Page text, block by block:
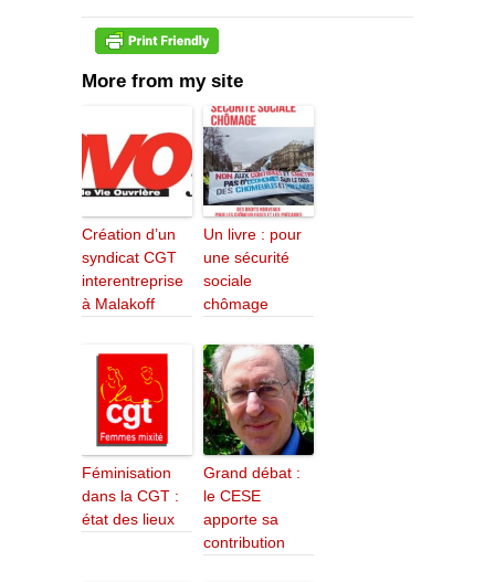
More from my site
Création d’un
syndicat CGT
interentreprise
à Malakoff
Un livre : pour
une sécurité
sociale
chômage
Féminisation
dans la CGT :
état des lieux
Grand débat :
le CESE
apporte sa
contribution